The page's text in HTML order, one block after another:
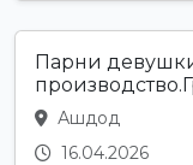
Парни
Ашдод
16.04.2026